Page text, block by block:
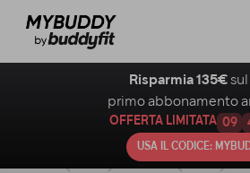
Risparmia 135€
primo abbonamento
OFFERTA LIMITATA 09
USA IL CODICE: